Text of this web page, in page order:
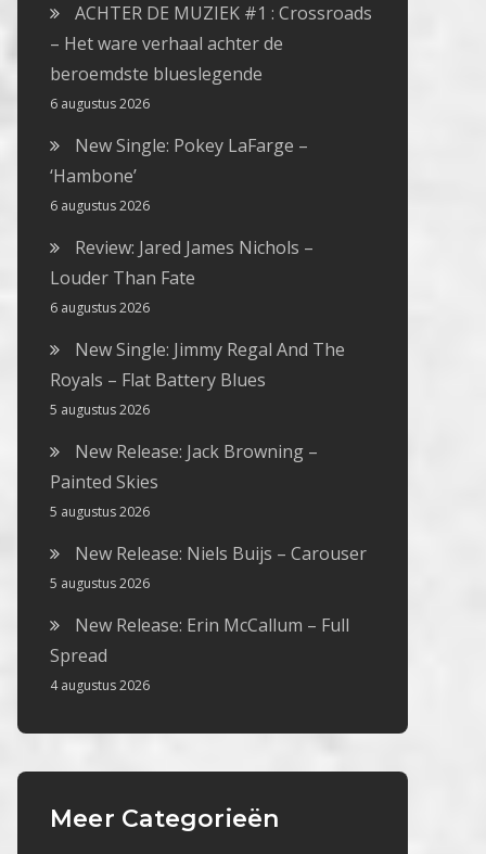
ACHTER DE MUZIEK #1 : Crossroads
– Het ware verhaal achter de
beroemdste blueslegende
6 augustus 2026
New Single: Pokey LaFarge –
‘Hambone’
6 augustus 2026
Review: Jared James Nichols –
Louder Than Fate
6 augustus 2026
New Single: Jimmy Regal And The
Royals – Flat Battery Blues
5 augustus 2026
New Release: Jack Browning –
Painted Skies
5 augustus 2026
New Release: Niels Buijs – Carouser
5 augustus 2026
New Release: Erin McCallum – Full
Spread
4 augustus 2026
Meer Categorieën